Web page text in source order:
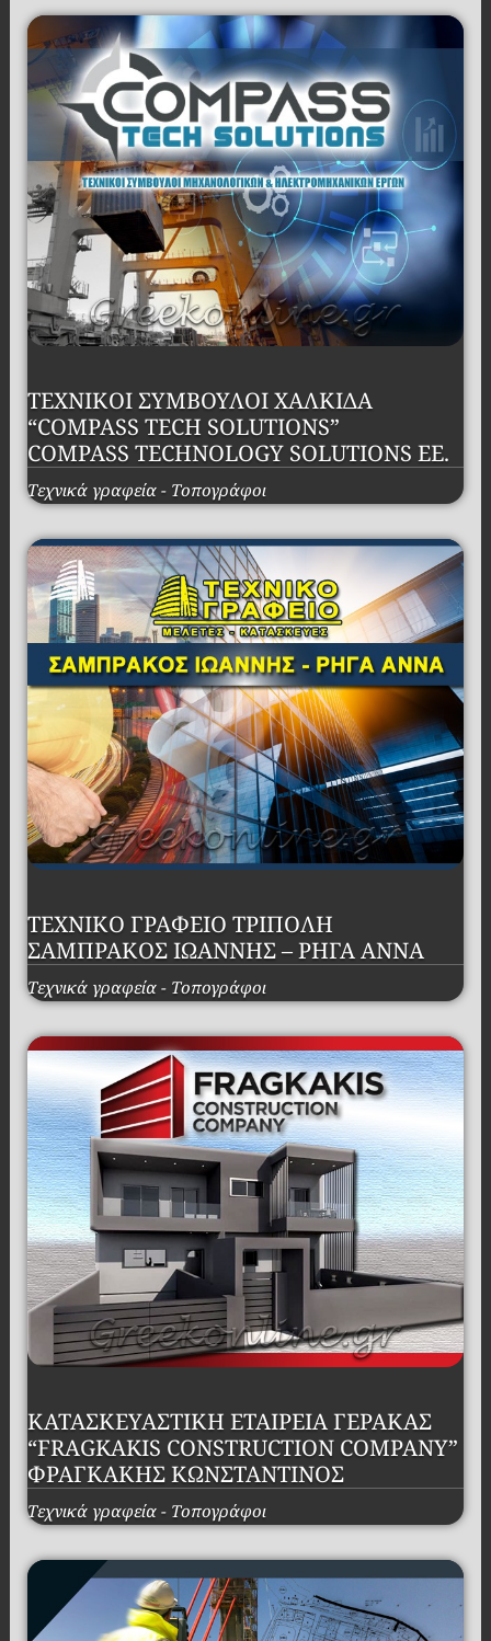
ΤΕΧΝΙΚΟΙ ΣΥΜΒΟΥΛΟΙ ΧΑΛΚΙΔΑ
“COMPASS TECH SOLUTIONS”
COMPASS TECHNOLOGY SOLUTIONS ΕΕ.
Τεχνικά γραφεία - Τοπογράφοι
ΤΕΧΝΙΚΟ ΓΡΑΦΕΙΟ ΤΡΙΠΟΛΗ
ΣΑΜΠΡΑΚΟΣ ΙΩΑΝΝΗΣ – ΡΗΓΑ ΑΝΝΑ
Τεχνικά γραφεία - Τοπογράφοι
ΚΑΤΑΣΚΕΥΑΣΤΙΚΗ ΕΤΑΙΡΕΙΑ ΓΕΡΑΚΑΣ
“FRAGKAKIS CONSTRUCTION COMPANY”
ΦΡΑΓΚΑΚΗΣ ΚΩΝΣΤΑΝΤΙΝΟΣ
Τεχνικά γραφεία - Τοπογράφοι